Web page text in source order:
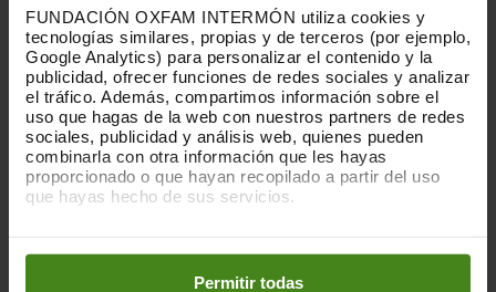
FUNDACIÓN OXFAM INTERMÓN utiliza cookies y
tecnologías similares, propias y de terceros (por ejemplo,
Google Analytics) para personalizar el contenido y la
publicidad, ofrecer funciones de redes sociales y analizar
el tráfico. Además, compartimos información sobre el
uso que hagas de la web con nuestros partners de redes
sociales, publicidad y análisis web, quienes pueden
combinarla con otra información que les hayas
proporcionado o que hayan recopilado a partir del uso
que hayas hecho de sus servicios.
preferencias accediendo a nuestraPolítica de Cookieso
en los botones facilitados a continuación:
Permitir todas
persones
Al camp de refugiats més gran del món, Cox’s
Bazar, vam adaptar la nostra feina per reduir
l’exposició de les persones a la COVID-19. Vam
dissenyar i instal·lar dispositius de rentat de
mans, que s’activen amb un pedal per evitar
tocar el sabó i les aixetes, evitant l’exposició al
virus.
VOLS SABER-NE MÉS?